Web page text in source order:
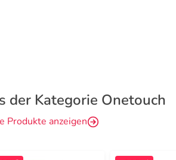
der Kategorie Onetouch
Produkte anzeigen